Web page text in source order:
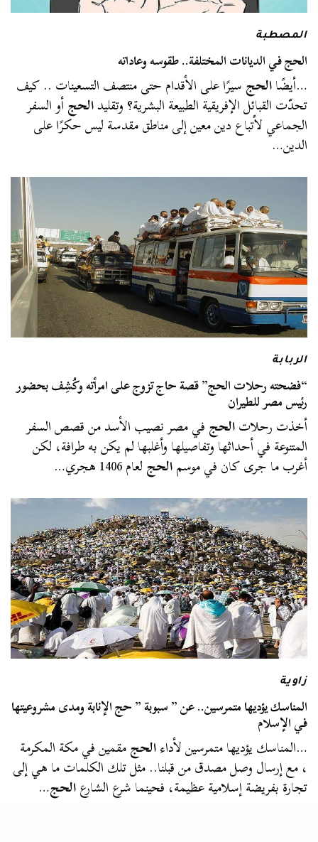
المصطبة
الحج في الديانات المختلفة.. طقوسه وعاداته
…أيضًاالحجسيرًا على الأقدام حتى منتصف التسعينات .. كيف
تحدّت القبائل الإفريقية الطبيعة البشرية؟ وتقليدالحجأو السفر
الجماعي لأتباع دين معين إلى مناطق مقدسة ليس حكرًا على
الدين…
الربابة
“فضحته رحلات الحج” قصة حاج تزوج على امرأته وكُشِف بحضور
رئيس مصر للطيران
أخذت رحلاتالحجفي مصر نصيب الأسد من قصص السفر
المتنوعة في أحداثها وتفاصيلها وأغلبها لم يكن به طرافة، لكن
أغرب ما جرى كان في موسمالحجلعام 1406 هجري…
زاوية
المناسك يؤديها متمرسين.. عن ” سبوبة ” حج الإنابة ومدى مشروعيتها
في الإسلام
…المناسك يؤديها متمرسين لأداءالحجمقمين في مكة المكرمة
، مع إرسال وصل مصدق من قبلنا.. مثل تلك الكلمات ما هي إلى
تجارة بفريضة إسلامية عظيمة، فحينما شرع الشارعالحج…